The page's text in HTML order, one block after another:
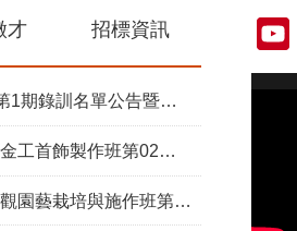
才 招標資訊
單公告暨新生報到通知單
」新生甄試通知單暨注意事項
第2期」甄試通知單暨注意事項